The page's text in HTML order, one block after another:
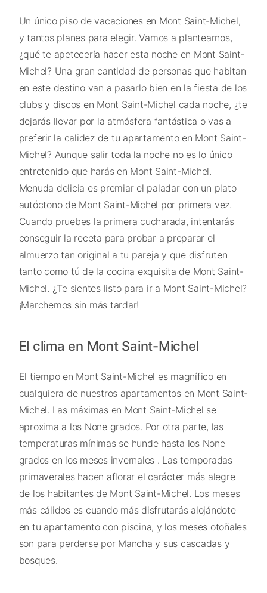
Un único piso de vacaciones en Mont Saint-Michel,
y tantos planes para elegir. Vamos a plantearnos,
¿qué te apetecería hacer esta noche en Mont Saint-
Michel? Una gran cantidad de personas que habitan
en este destino van a pasarlo bien en la fiesta de los
clubs y discos en Mont Saint-Michel cada noche, ¿te
dejarás llevar por la atmósfera fantástica o vas a
preferir la calidez de tu apartamento en Mont Saint-
Michel? Aunque salir toda la noche no es lo único
entretenido que harás en Mont Saint-Michel.
Menuda delicia es premiar el paladar con un plato
autóctono de Mont Saint-Michel por primera vez.
Cuando pruebes la primera cucharada, intentarás
conseguir la receta para probar a preparar el
almuerzo tan original a tu pareja y que disfruten
tanto como tú de la cocina exquisita de Mont Saint-
Michel. ¿Te sientes listo para ir a Mont Saint-Michel?
¡Marchemos sin más tardar!
El clima en Mont Saint-Michel
El tiempo en Mont Saint-Michel es magnífico en
cualquiera de nuestros apartamentos en Mont Saint-
Michel. Las máximas en Mont Saint-Michel se
aproxima a los None grados. Por otra parte, las
temperaturas mínimas se hunde hasta los None
grados en los meses invernales . Las temporadas
primaverales hacen aflorar el carácter más alegre
de los habitantes de Mont Saint-Michel. Los meses
más cálidos es cuando más disfrutarás alojándote
en tu apartamento con piscina, y los meses otoñales
son para perderse por Mancha y sus cascadas y
bosques.